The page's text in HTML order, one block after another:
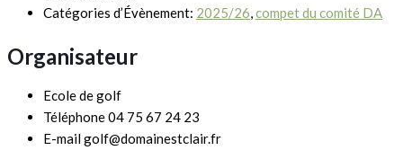
Catégories d’Évènement: 2025/26,compet du comité DA
Organisateur
Ecole de golf
Téléphone04 75 67 24 23
E-mailgolf@domainestclair.fr